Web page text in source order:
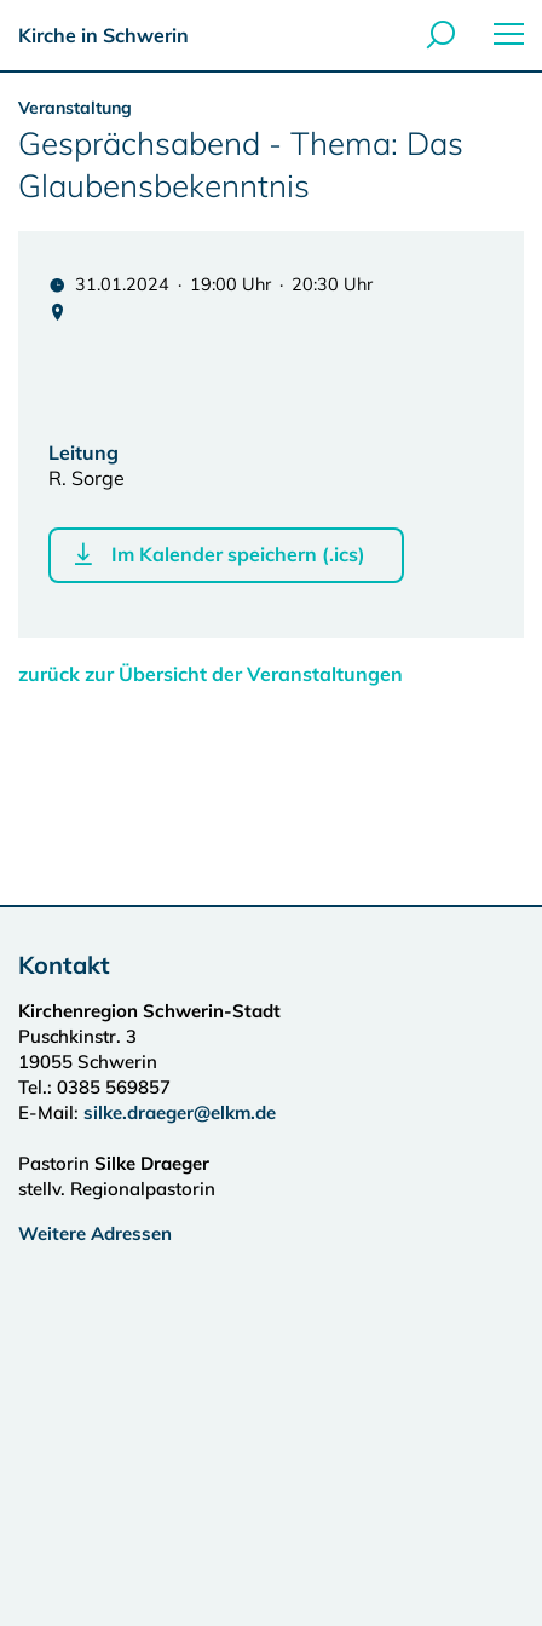
Kirche in Schwerin
Veranstaltung
Gesprächsabend - Thema: Das
Glaubensbekenntnis
31.01.2024 · 19:00 Uhr · 20:30 Uhr
Leitung
R. Sorge
Im Kalender speichern (.ics)
zurück zur Übersicht der Veranstaltungen
Kontakt
Kirchenregion Schwerin-Stadt
Puschkinstr. 3
19055 Schwerin
Tel.: 0385 569857
E-Mail: silke.draeger@elkm.de
Pastorin Silke Draeger
stellv. Regionalpastorin
Weitere Adressen